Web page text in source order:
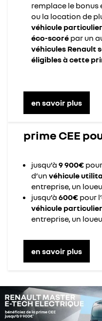
remplace le
ou la location de
véhicule
éco-scoré par un
véhicules Renault
éligibles à cette
en savoir plus
prime CEE
jusqu’à 9 900€
d’un véhicule
entreprise, un
jusqu’à 600€ pour
véhicule
entreprise, un
en savoir plus